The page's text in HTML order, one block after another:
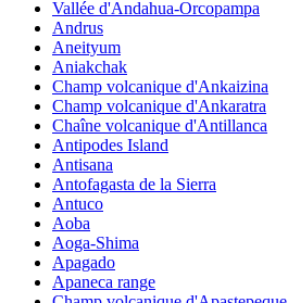
Vallée d'Andahua-Orcopampa
Andrus
Aneityum
Aniakchak
Champ volcanique d'Ankaizina
Champ volcanique d'Ankaratra
Chaîne volcanique d'Antillanca
Antipodes Island
Antisana
Antofagasta de la Sierra
Antuco
Aoba
Aoga-Shima
Apagado
Apaneca range